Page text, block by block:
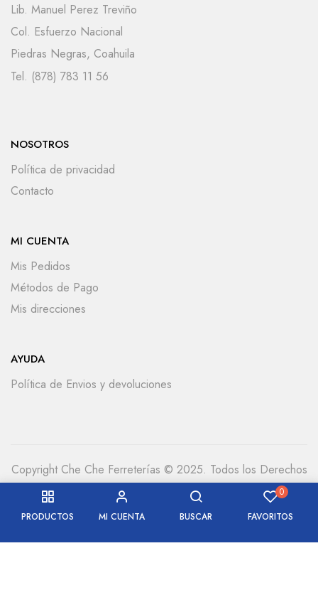
PRODUCTOS MI CUENTA BUSCAR
0
FAVORITOS
Lib. Manuel Perez Treviño
Col. Esfuerzo Nacional
Piedras Negras, Coahuila
Tel. (878) 783 11 56
NOSOTROS
Política de privacidad
Contacto
MI CUENTA
Mis Pedidos
Métodos de Pago
Mis direcciones
AYUDA
Política de Envios y devoluciones
Copyright Che Che Ferreterías © 2025. Todos los Derechos